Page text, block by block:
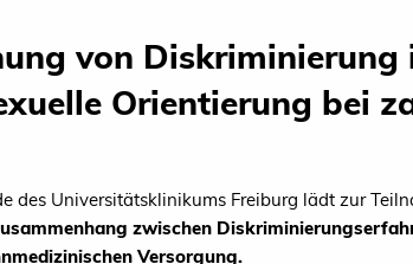
von Diskriminierung
Orientierung bei
des Universitätsklinikums Freiburg lädt zur
zwischen
Versorgung.